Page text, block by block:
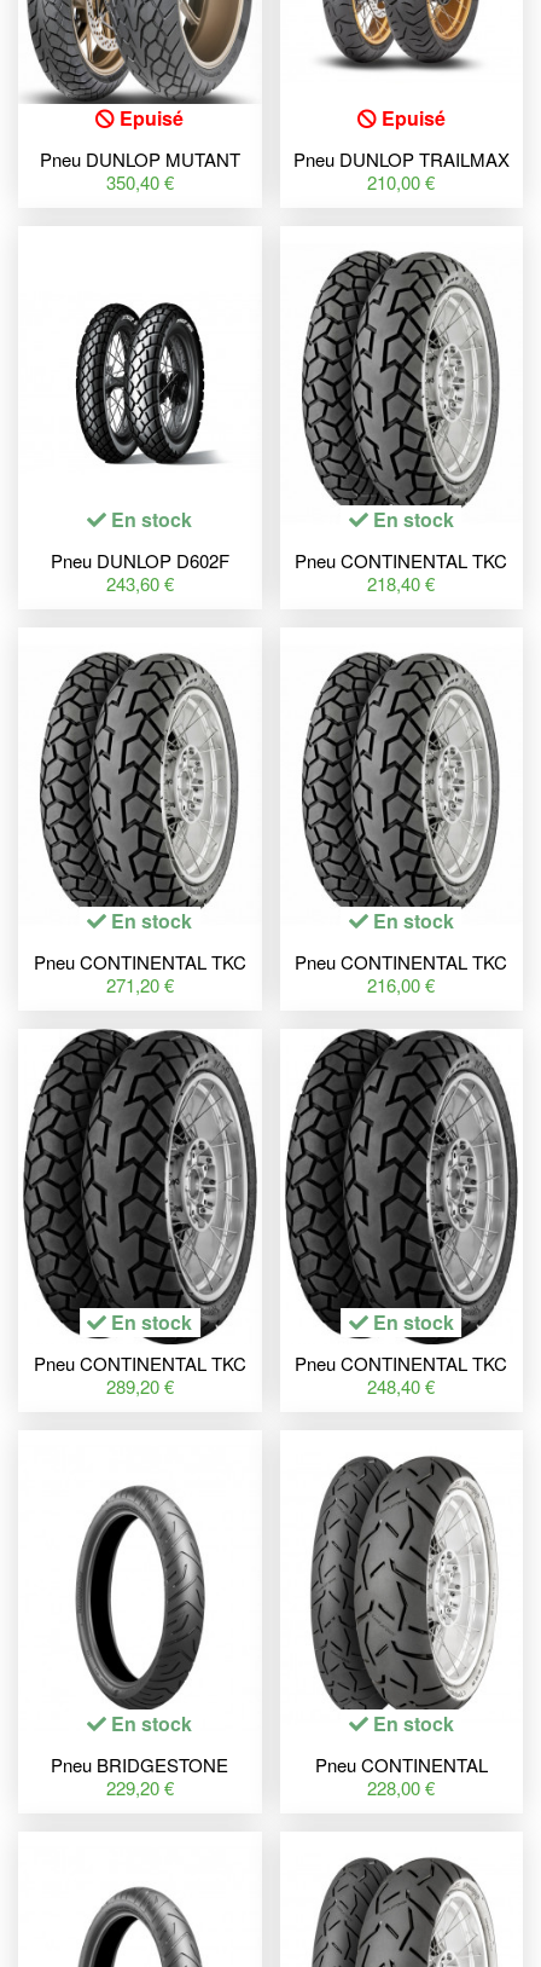
Epuisé
Pneu DUNLOP MUTANT
190/55 ZR 17 M/C (75W) TL
350,40 €
Epuisé
Pneu DUNLOP TRAILMAX
MERIDIAN 90/90 V 21 M/C
210,00 €
En stock
Pneu DUNLOP D602F
100/90-18 M/C 56P TL
243,60 €
En stock
Pneu CONTINENTAL TKC
70 120/70 R 19 60V TL M+S
218,40 €
En stock
Pneu CONTINENTAL TKC
70 150/70 R 17 69V TL M+S
271,20 €
En stock
Pneu CONTINENTAL TKC
70 110/80 R 19 59V TL M+S
216,00 €
En stock
Pneu CONTINENTAL TKC
70 160/60 ZR 17 M/C (69W)
289,20 €
En stock
Pneu CONTINENTAL TKC
70 120/70 ZR 17 M/C (58W)
248,40 €
En stock
Pneu BRIDGESTONE
BATTLAX A41 90/90 V 21
229,20 €
En stock
Pneu CONTINENTAL
ContiTrailAttack 3 110/80 R
228,00 €